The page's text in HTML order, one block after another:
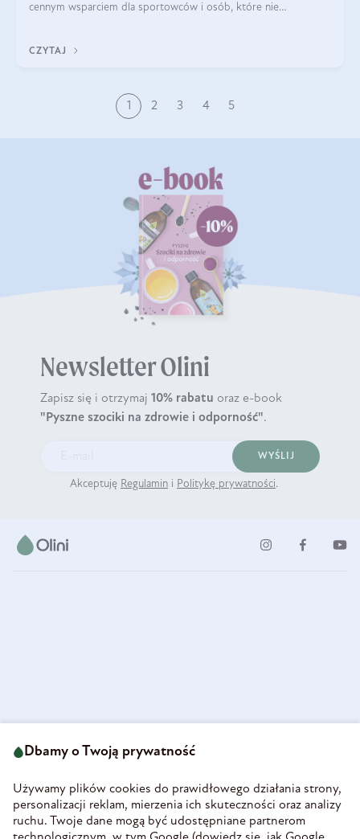
cennym wsparciem dla sportowców i osób, które nie
CZYTAJ
1 2 3 4 5
Newsletter Olini
Zapisz się i otrzymaj 10% rabatu oraz e-book
"Pyszne szociki na zdrowie i odporność".
WYŚLIJ
Akceptuję Regulamin i Politykę prywatności.
58-160 Świebodzice
REGON 890213034
INFORMACJE
Dbamy o Twoją prywatność
Używamy plików cookies do prawidłowego działania strony,
personalizacji reklam, mierzenia ich skuteczności oraz analizy
ruchu. Twoje dane mogą być udostępniane partnerom